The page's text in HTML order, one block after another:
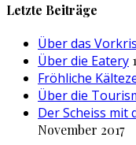
Letzte Beiträge
Über das
Über die Eatery
Fröhliche
Über die
Der Scheiss mit
November 2017